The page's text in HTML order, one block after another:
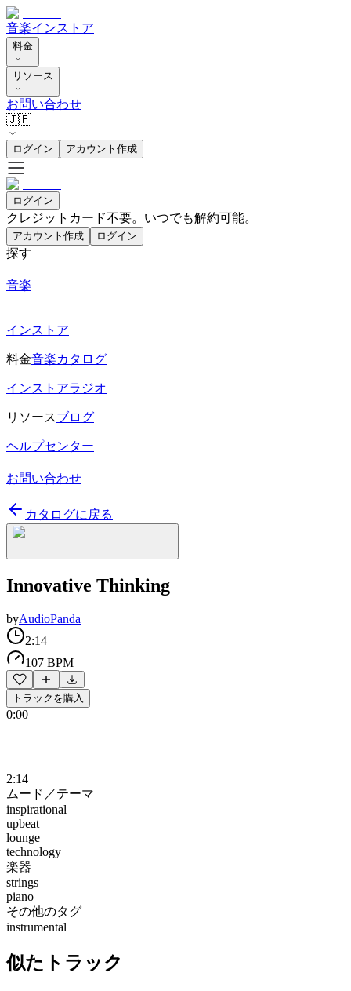
音楽インストア
料金
リソース
お問い合わせ
🇯🇵
ログイン アカウント作成
ログイン
クレジットカード不要。いつでも解約可能。
アカウント作成 ログイン
探す
音楽
インストア
料金音楽カタログ
インストアラジオ
リソースブログ
ヘルプセンター
お問い合わせ
カタログに戻る
Innovative Thinking
byAudioPanda
2:14
107 BPM
トラックを購入
0:00
2:14
ムード／テーマ
inspirational
upbeat
lounge
technology
楽器
strings
piano
その他のタグ
instrumental
似たトラック